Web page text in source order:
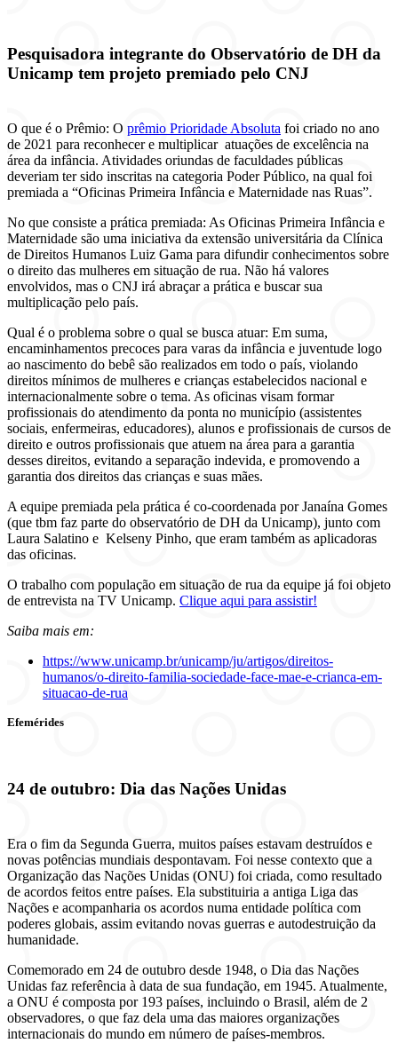
Pesquisadora integrante do Observatório de DH da
Unicamp tem projeto premiado pelo CNJ
O que é o Prêmio: O prêmio Prioridade Absoluta foi criado no ano
de 2021 para reconhecer e multiplicar atuações de excelência na
área da infância. Atividades oriundas de faculdades públicas
deveriam ter sido inscritas na categoria Poder Público, na qual foi
premiada a “Oficinas Primeira Infância e Maternidade nas Ruas”.
No que consiste a prática premiada: As Oficinas Primeira Infância e
Maternidade são uma iniciativa da extensão universitária da Clínica
de Direitos Humanos Luiz Gama para difundir conhecimentos sobre
o direito das mulheres em situação de rua. Não há valores
envolvidos, mas o CNJ irá abraçar a prática e buscar sua
multiplicação pelo país.
Qual é o problema sobre o qual se busca atuar: Em suma,
encaminhamentos precoces para varas da infância e juventude logo
ao nascimento do bebê são realizados em todo o país, violando
direitos mínimos de mulheres e crianças estabelecidos nacional e
internacionalmente sobre o tema. As oficinas visam formar
profissionais do atendimento da ponta no município (assistentes
sociais, enfermeiras, educadores), alunos e profissionais de cursos de
direito e outros profissionais que atuem na área para a garantia
desses direitos, evitando a separação indevida, e promovendo a
garantia dos direitos das crianças e suas mães.
A equipe premiada pela prática é co-coordenada por Janaína Gomes
(que tbm faz parte do observatório de DH da Unicamp), junto com
Laura Salatino e Kelseny Pinho, que eram também as aplicadoras
das oficinas.
O trabalho com população em situação de rua da equipe já foi objeto
de entrevista na TV Unicamp. Clique aqui para assistir!
Saiba mais em:
https://www.unicamp.br/unicamp/ju/artigos/direitos-
humanos/o-direito-familia-sociedade-face-mae-e-crianca-em-
situacao-de-rua
Efemérides
24 de outubro: Dia das Nações Unidas
Era o fim da Segunda Guerra, muitos países estavam destruídos e
novas potências mundiais despontavam. Foi nesse contexto que a
Organização das Nações Unidas (ONU) foi criada, como resultado
de acordos feitos entre países. Ela substituiria a antiga Liga das
Nações e acompanharia os acordos numa entidade política com
poderes globais, assim evitando novas guerras e autodestruição da
humanidade.
Comemorado em 24 de outubro desde 1948, o Dia das Nações
Unidas faz referência à data de sua fundação, em 1945. Atualmente,
a ONU é composta por 193 países, incluindo o Brasil, além de 2
observadores, o que faz dela uma das maiores organizações
internacionais do mundo em número de países-membros.